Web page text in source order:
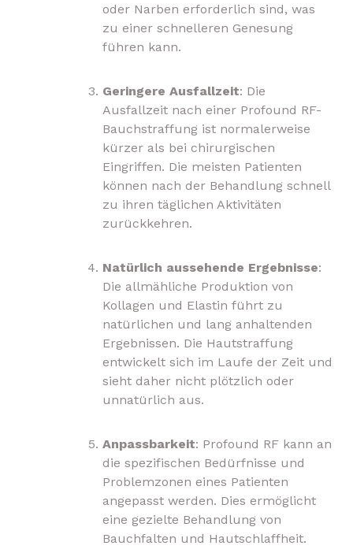
oder Narben erforderlich sind, was
zu einer schnelleren Genesung
führen kann.
Geringere Ausfallzeit: Die
Ausfallzeit nach einer Profound RF-
Bauchstraffung ist normalerweise
kürzer als bei chirurgischen
Eingriffen. Die meisten Patienten
können nach der Behandlung schnell
zu ihren täglichen Aktivitäten
zurückkehren.
Natürlich aussehende Ergebnisse:
Die allmähliche Produktion von
Kollagen und Elastin führt zu
natürlichen und lang anhaltenden
Ergebnissen. Die Hautstraffung
entwickelt sich im Laufe der Zeit und
sieht daher nicht plötzlich oder
unnatürlich aus.
Anpassbarkeit: Profound RF kann an
die spezifischen Bedürfnisse und
Problemzonen eines Patienten
angepasst werden. Dies ermöglicht
eine gezielte Behandlung von
Bauchfalten und Hautschlaffheit.